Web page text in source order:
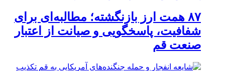
۸۷ همت ارز بازنگشته؛ مطالبه‌ای برای
شفافیت، پاسخگویی و صیانت از اعتبار
صنعت قم